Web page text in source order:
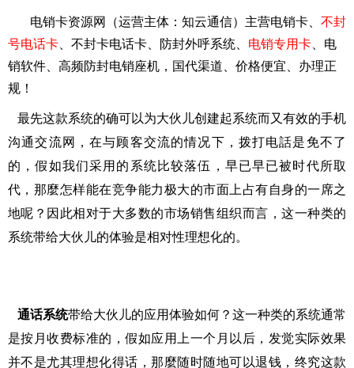
电销卡资源网（运营主体：知云通信）主营电销卡、 不封
号电话卡 、不封卡电话卡、防封外呼系统、 电销专用卡 、电
销软件、高频防封电销座机，国代渠道、价格便宜、办理正
规！
最先这款系统的确可以为大伙儿创建起系统而又有效的手机
沟通交流网，在与顾客交流的情况下，拨打电話是免不了
的，假如我们采用的系统比较落伍，早已早已被时代所取
代，那麼怎样能在竞争能力极大的市面上占有自身的一席之
地呢？因此相对于大多数的市场销售组织而言，这一种类的
系统带给大伙儿的体验是相对性理想化的。
通话系统带给大伙儿的应用体验如何？这一种类的系统通常
是按月收费标准的，假如应用上一个月以后，发觉实际效果
并不是尤其理想化得话，那麼随时随地可以退钱，终究这款